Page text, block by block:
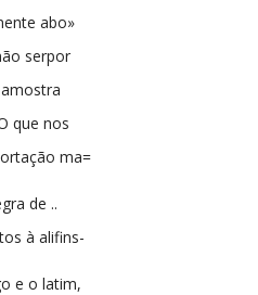
abo»
serpor
que nos
ma=
de ..
à alifins-
e o latim,